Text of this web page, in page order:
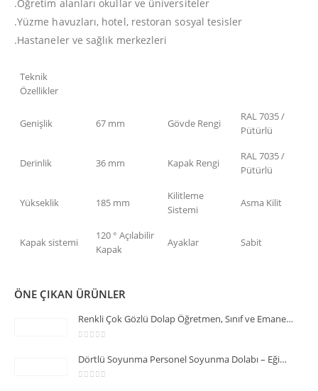
.Öğretim alanları okullar ve üniversiteler
.Yüzme havuzları, hotel, restoran sosyal tesisler
.Hastaneler ve sağlık merkezleri
Teknik
Özellikler
Genişlik 67 mm Gövde Rengi
RAL 7035 /
Pütürlü
Derinlik 36 mm Kapak Rengi
RAL 7035 /
Pütürlü
Yükseklik 185 mm
Kilitleme
Sistemi
Asma Kilit
Kapak sistemi
120 ° Açılabilir
Kapak
Ayaklar Sabit
ÖNE ÇIKAN ÜRÜNLER
Renkli Çok Gözlü Dolap Öğretmen, Sınıf ve Emanet Dolabı
Dörtlü Soyunma Personel Soyunma Dolabı – Eğimli Plastik Ayaklı